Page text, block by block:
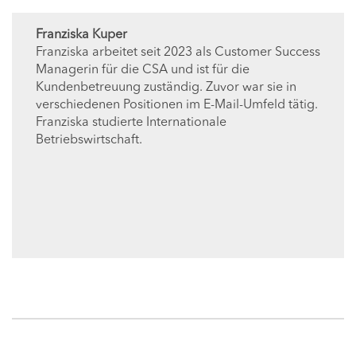
Franziska Kuper
Franziska arbeitet seit 2023 als Customer Success
Managerin für die CSA und ist für die
Kundenbetreuung zuständig. Zuvor war sie in
verschiedenen Positionen im E-Mail-Umfeld tätig.
Franziska studierte Internationale
Betriebswirtschaft.